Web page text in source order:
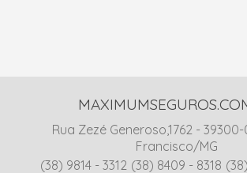
Rua Zezé Generoso,1762 -
Francisco/MG
(38) 9814 - 3312 (38) 8409 - 8318